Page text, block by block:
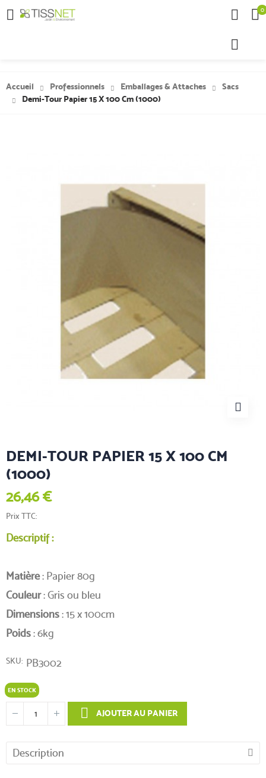
 0
Accueil Professionnels Emballages & Attaches
Sacs
Demi-Tour Papier 15 X 100 Cm (1000)
DEMI-TOUR PAPIER 15 X 100 CM
(1000)
26,46 €
Prix TTC
Descriptif :
Matière: Papier 80g
Couleur: Gris ou bleu
Dimensions: 15 x 100cm
Poids: 6kg
SKU PB3002
EN STOCK
AJOUTER AU PANIER
Description